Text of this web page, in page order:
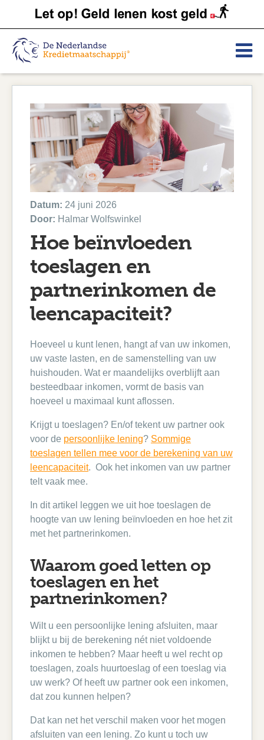
Datum: 24 juni 2026
Door: Halmar Wolfswinkel
Hoe beïnvloeden
toeslagen en
partnerinkomen de
leencapaciteit?
Hoeveel u kunt lenen, hangt af van uw inkomen,
uw vaste lasten, en de samenstelling van uw
huishouden. Wat er maandelijks overblijft aan
besteedbaar inkomen, vormt de basis van
hoeveel u maximaal kunt aflossen.
Krijgt u toeslagen? En/of tekent uw partner ook
voor de persoonlijke lening? Sommige
toeslagen tellen mee voor de berekening van uw
leencapaciteit. Ook het inkomen van uw partner
telt vaak mee.
In dit artikel leggen we uit hoe toeslagen de
hoogte van uw lening beïnvloeden en hoe het zit
met het partnerinkomen.
Waarom goed letten op
toeslagen en het
partnerinkomen?
Wilt u een persoonlijke lening afsluiten, maar
blijkt u bij de berekening nét niet voldoende
inkomen te hebben? Maar heeft u wel recht op
toeslagen, zoals huurtoeslag of een toeslag via
uw werk? Of heeft uw partner ook een inkomen,
dat zou kunnen helpen?
Dat kan net het verschil maken voor het mogen
afsluiten van een lening. Zo kunt u toch uw